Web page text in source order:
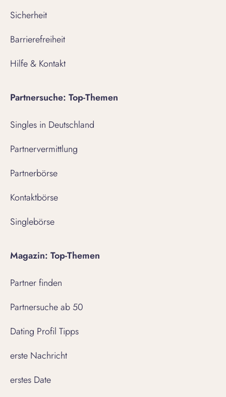
Sicherheit
Barrierefreiheit
Hilfe & Kontakt
Partnersuche: Top-Themen
Singles in Deutschland
Partnervermittlung
Partnerbörse
Kontaktbörse
Singlebörse
Magazin: Top-Themen
Partner finden
Partnersuche ab 50
Dating Profil Tipps
erste Nachricht
erstes Date